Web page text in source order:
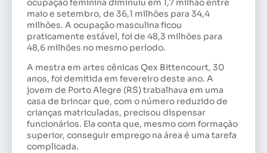
ocupação feminina diminuiu em 1,7 milhão entre
maio e setembro, de 36,1 milhões para 34,4
milhões. A ocupação masculina ficou
praticamente estável, foi de 48,3 milhões para
48,6 milhões no mesmo período.
A mestra em artes cênicas Qex Bittencourt, 30
anos, foi demitida em fevereiro deste ano. A
jovem de Porto Alegre (RS) trabalhava em uma
casa de brincar que, com o número reduzido de
crianças matriculadas, precisou dispensar
funcionários. Ela conta que, mesmo com formação
superior, conseguir emprego na área é uma tarefa
complicada.